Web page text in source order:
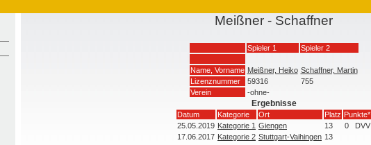
Meißner - Schaffner
Spieler 1 Spieler 2
Name, Vorname Meißner, Heiko Schaffner, Martin
Lizenznummer
59316
755
Verein
-ohne-
Ergebnisse
Datum Kategorie Ort Platz Punkte*
25.05.2019 Kategorie 1 Giengen 13 0
DVV
17.06.2017 Kategorie 2 Stuttgart-Vaihingen 13